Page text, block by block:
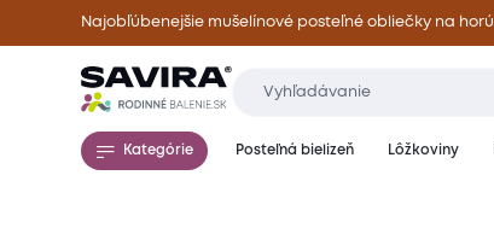
Najobľúbenejšie mušelínové posteľné obliečky na
Kategórie Posteľná bielizeň Lôžkoviny